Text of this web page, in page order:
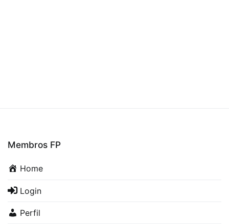
Membros FP
Home
Login
Perfil